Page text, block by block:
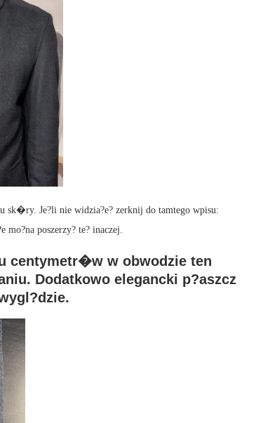
sk�ry. Je?li nie widzia?e? zerknij do tamtego wpisu:
mo?na poszerzy? te? inaczej.
centymetr�w w obwodzie ten
Dodatkowo elegancki p?aszcz